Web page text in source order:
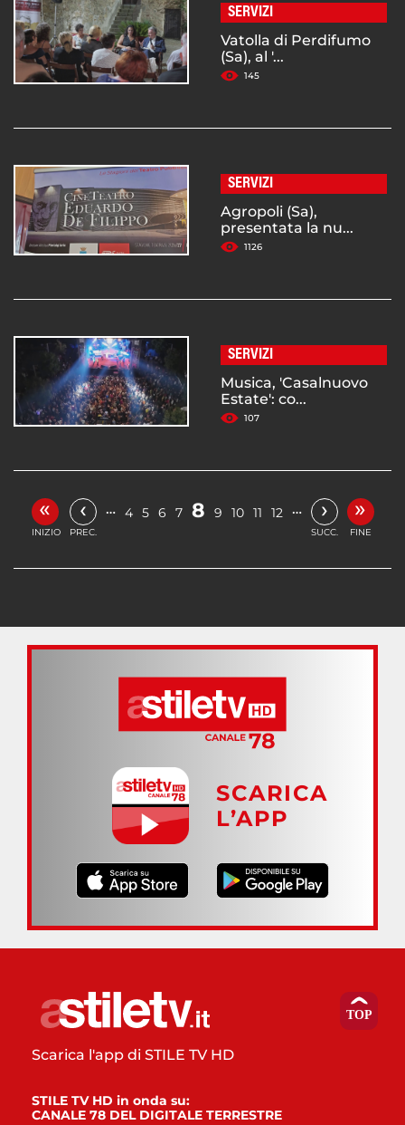
SERVIZI
Vatolla di Perdifumo
(Sa), al '...
145
SERVIZI
Agropoli (Sa),
presentata la nu...
1126
SERVIZI
Musica, 'Casalnuovo
Estate': co...
107
«
INIZIO
‹
PREC.
… 4 5 6 7 8 9 10 11 12 … ›
SUCC.
»
FINE
SCARICA
L’APP
Scarica l'app di STILE TV HD
STILE TV HD in onda su:
CANALE 78 DEL DIGITALE TERRESTRE